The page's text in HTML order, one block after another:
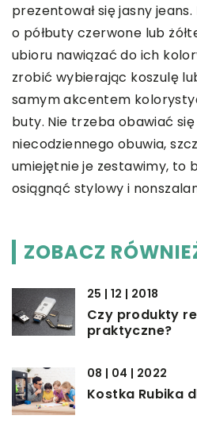
prezentował się jasny
o półbuty czerwone lub
ubioru nawiązać do ich
zrobić wybierając koszulę
samym akcentem
buty. Nie trzeba obawiać
niecodziennego obuwia,
umiejętnie je zestawimy, to
osiągnąć stylowy i
ZOBACZ
25 | 12 | 2018
Czy produkty
praktyczne?
08 | 04 | 2022
Kostka Rubika